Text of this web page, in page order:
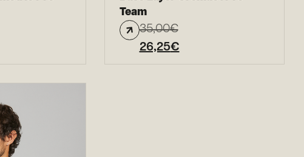
Team
35,00€
26,25€